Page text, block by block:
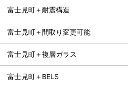
富士見町＋耐震構造
富士見町＋間取り変更可能
富士見町＋複層ガラス
富士見町＋BELS